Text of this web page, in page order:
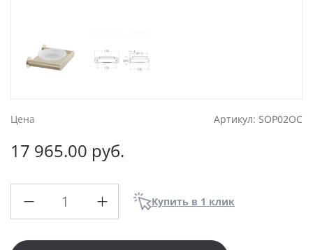
Цена Артикул: SOP02OC
17 965.00 руб.
Купить в 1 клик